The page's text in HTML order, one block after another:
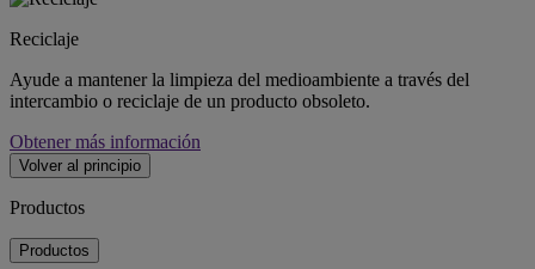
Reciclaje
Ayude a mantener la limpieza del medioambiente a través del
intercambio o reciclaje de un producto obsoleto.
Obtener más información
Volver al principio
Productos
Productos